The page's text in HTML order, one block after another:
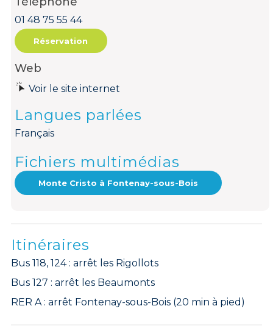
01 48 75 55 44
Réservation
Web
Voir le site internet
Langues parlées
Français
Fichiers multimédias
Monte Cristo à Fontenay-sous-Bois
Itinéraires
Bus 118, 124 : arrêt les Rigollots
Bus 127 : arrêt les Beaumonts
RER A : arrêt Fontenay-sous-Bois (20 min à pied)